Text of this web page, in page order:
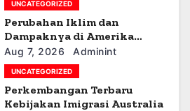
UNCATEGORIZED
Perubahan Iklim dan
Dampaknya di Amerika
Latin
Aug 7, 2026 Adminint
UNCATEGORIZED
Perkembangan Terbaru
Kebijakan Imigrasi Australia